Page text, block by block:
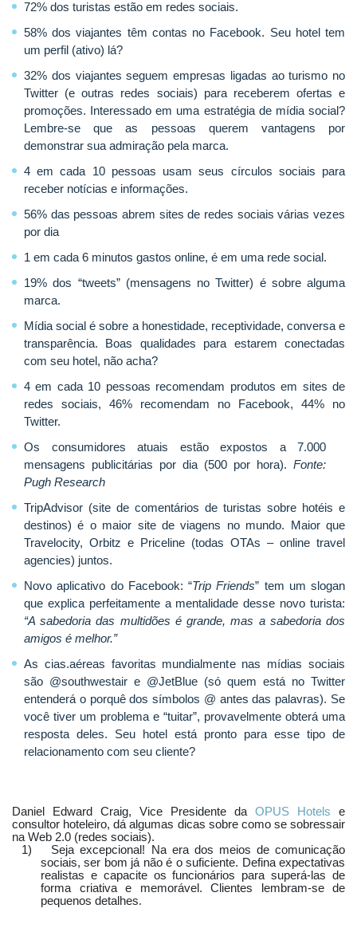
72% dos turistas estão em redes sociais.
58% dos viajantes têm contas no Facebook. Seu hotel tem
um perfil (ativo) lá?
32% dos viajantes seguem empresas ligadas ao turismo no
Twitter (e outras redes sociais) para receberem ofertas e
promoções. Interessado em uma estratégia de mídia social?
Lembre-se que as pessoas querem vantagens por
demonstrar sua admiração pela marca.
4 em cada 10 pessoas usam seus círculos sociais para
receber notícias e informações.
56% das pessoas abrem sites de redes sociais várias vezes
por dia
1 em cada 6 minutos gastos online, é em uma rede social.
19% dos “tweets” (mensagens no Twitter) é sobre alguma
marca.
Mídia social é sobre a honestidade, receptividade, conversa e
transparência. Boas qualidades para estarem conectadas
com seu hotel, não acha?
4 em cada 10 pessoas recomendam produtos em sites de
redes sociais, 46% recomendam no Facebook, 44% no
Twitter.
Os consumidores atuais estão expostos a 7.000
mensagens publicitárias por dia (500 por hora). Fonte:
Pugh Research
TripAdvisor (site de comentários de turistas sobre hotéis e
destinos) é o maior site de viagens no mundo.
Maior que
Travelocity, Orbitz e Priceline (todas OTAs – online travel
agencies) juntos.
Novo aplicativo do Facebook: “Trip Friends” tem um slogan
que explica perfeitamente a mentalidade desse novo turista:
“A sabedoria das multidões é grande, mas a sabedoria dos
amigos é melhor.”
As cias.aéreas favoritas mundialmente nas mídias sociais
são @southwestair e @JetBlue (só quem está no Twitter
entenderá o porquê dos símbolos @ antes das palavras). Se
você tiver um problema e “tuitar”, provavelmente obterá uma
resposta deles. Seu hotel está pronto para esse tipo de
relacionamento com seu cliente?
Daniel Edward Craig, Vice Presidente da OPUS Hotels e
consultor hoteleiro, dá algumas dicas sobre como se sobressair
na Web 2.0 (redes sociais).
1)
Seja excepcional! Na era dos meios de comunicação
sociais, ser bom já não é o suficiente. Defina expectativas
realistas e capacite osfuncionários para superá-las de
forma criativa e memorável. Clientes lembram-se de
pequenos detalhes.